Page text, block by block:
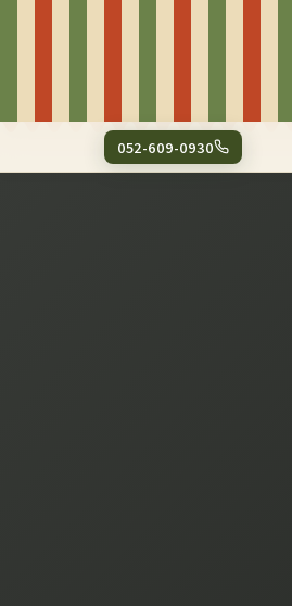
052-609-0930